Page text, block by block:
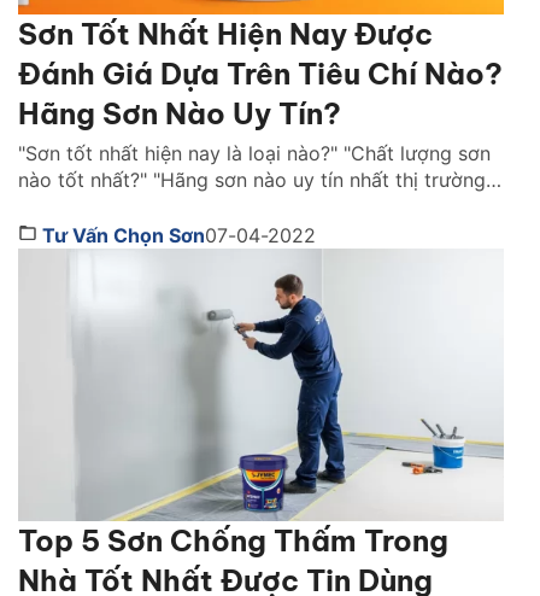
Sơn Tốt Nhất Hiện Nay Được
Đánh Giá Dựa Trên Tiêu Chí Nào?
Hãng Sơn Nào Uy Tín?
"Sơn tốt nhất hiện nay là loại nào?" "Chất lượng sơn
nào tốt nhất?" "Hãng sơn nào uy tín nhất thị trường
quan tâm. Cùng Sơn JYMEC tìm hiểu những lời
Tư Vấn Chọn Sơn07-04-2022
Top 5 Sơn Chống Thấm Trong
Nhà Tốt Nhất Được Tin Dùng